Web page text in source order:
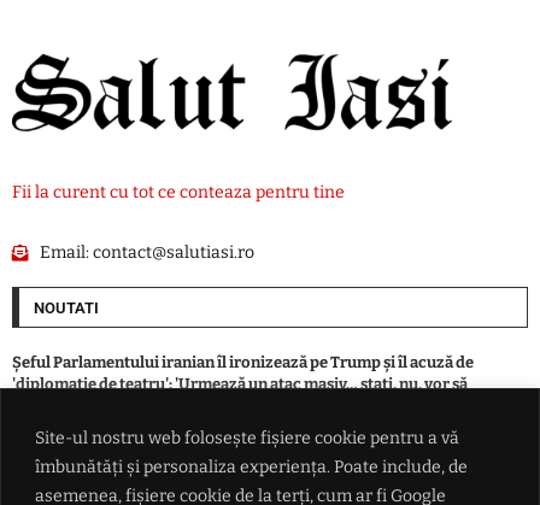
Site-ul nostru web folosește fișiere cookie pentru a vă
îmbunătăți și personaliza experiența. Poate include, de
asemenea, fișiere cookie de la terți, cum ar fi Google
Fii la curent cu tot ce conteaza pentru tine
Email:contact@salutiasi.ro
NOUTATI
Șeful Parlamentului iranian îl ironizează pe Trump și îl acuză de
'diplomație de teatru': 'Urmează un atac masiv… stați, nu, vor să
Incendiu la o locuință din Boșteni, municipiul Pașcani. Intervenție a
pompierilor